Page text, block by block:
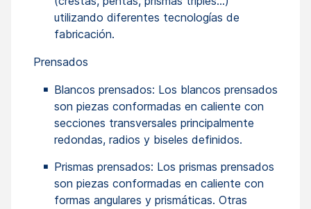
utilizando diferentes tecnologías de
fabricación.
Prensados
Blancos prensados: Los blancos prensados
son piezas conformadas en caliente con
secciones transversales principalmente
redondas, radios y biseles definidos.
Prismas prensados: Los prismas prensados
son piezas conformadas en caliente con
formas angulares y prismáticas. Otras